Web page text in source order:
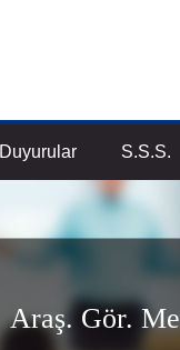
Duyurular S.S.S.
Araş. Gör.